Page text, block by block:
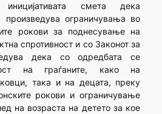
смета дека
произведува ограничувања во
рокови за поднесување на
спротивност и со Законот за
дека со одредбата се
на граѓаните, како на
така и на децата, преку
рокови и ограничување
на возраста на детето за кое